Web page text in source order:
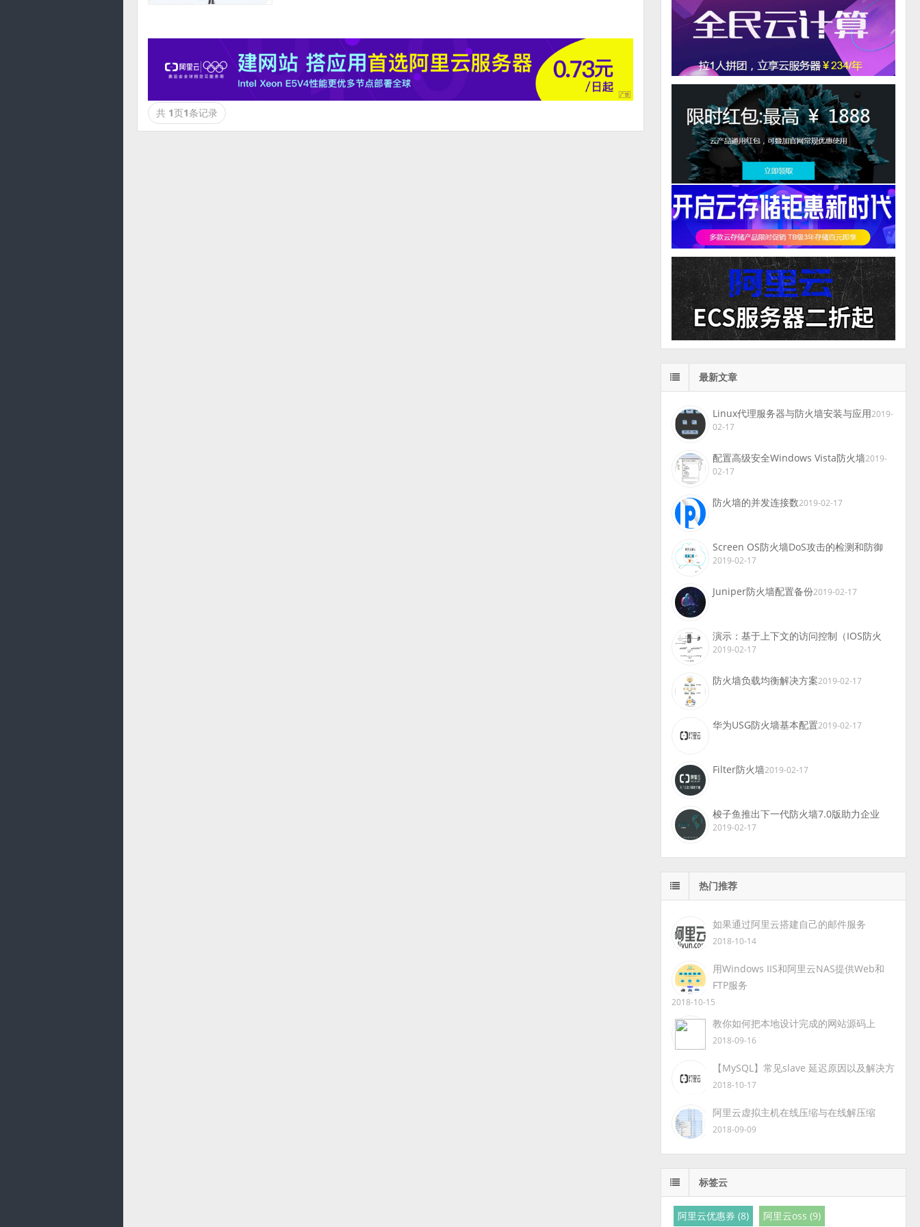
共 1页1条记录
最新文章
Linux代理服务器与防火墙安装与应用2019-
02-17
配置高级安全Windows Vista防火墙2019-
02-17
防火墙的并发连接数2019-02-17
Screen OS防火墙DoS攻击的检测和防御
2019-02-17
Juniper防火墙配置备份2019-02-17
演示：基于上下文的访问控制（IOS防火
2019-02-17
防火墙负载均衡解决方案2019-02-17
华为USG防火墙基本配置2019-02-17
Filter防火墙2019-02-17
梭子鱼推出下一代防火墙7.0版助力企业
2019-02-17
热门推荐
如果通过阿里云搭建自己的邮件服务
2018-10-14
用Windows IIS和阿里云NAS提供Web和
FTP服务
2018-10-15
教你如何把本地设计完成的网站源码上
2018-09-16
【MySQL】常见slave 延迟原因以及解决方
2018-10-17
阿里云虚拟主机在线压缩与在线解压缩
2018-09-09
标签云
阿里云优惠券 (8)
阿里云oss (9)